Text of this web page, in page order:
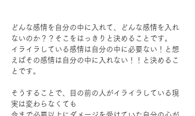
どんな感情を自分の中に入れて、どんな感情を入れ
ないのか？？そこをはっきりと決めることです。
イライラしている感情は自分の中に必要ない！と想
えばその感情は自分の中に入れない！！と決めるこ
とです。
そうすることで、目の前の人がイライラしている現
実は変わらなくても